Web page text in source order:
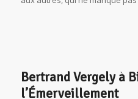
Bertrand Vergely à
l’Émerveillement